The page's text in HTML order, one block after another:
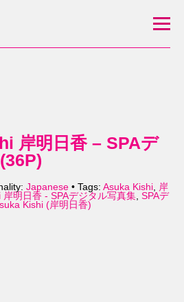
岸明日香 – SPAデ
Japanese • Tags: Asuka Kishi, 岸
岸明日香 - SPAデジタル写真集, SPAデ
Kishi (岸明日香)